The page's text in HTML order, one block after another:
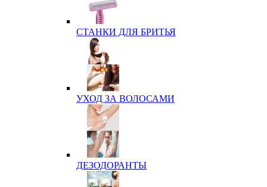
СТАНКИ ДЛЯ БРИТЬЯ
УХОД ЗА ВОЛОСАМИ
ДЕЗОДОРАНТЫ